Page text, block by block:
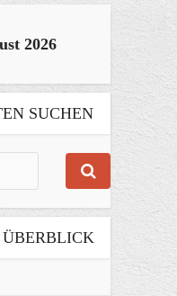
2026
SUCHEN